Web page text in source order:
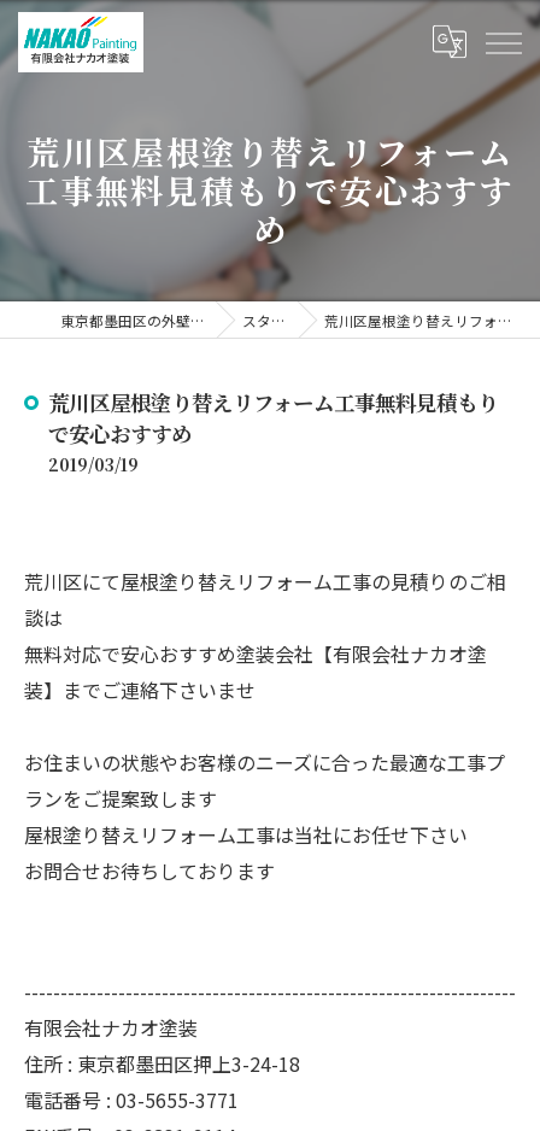
荒川区屋根塗り替えリフォーム
工事無料見積もりで安心おすす
め
東京都墨田区の外壁塗装なら有限会社ナカオ塗装 スタッフブログ 荒川区屋根塗り替えリフォーム工事無料見積もりで安心おすすめ
荒川区屋根塗り替えリフォーム工事無料見積もり
で安心おすすめ
2019/03/19
荒川区にて屋根塗り替えリフォーム工事の見積りのご相
談は
無料対応で安心おすすめ塗装会社【有限会社ナカオ塗
装】までご連絡下さいませ
お住まいの状態やお客様のニーズに合った最適な工事プ
ランをご提案致します
屋根塗り替えリフォーム工事は当社にお任せ下さい
お問合せお待ちしております
--------------------------------------------------------------------
有限会社ナカオ塗装
住所 : 東京都墨田区押上3-24-18
電話番号 : 03-5655-3771